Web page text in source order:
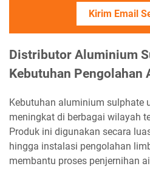
Kirim Email
Distributor Aluminium
Kebutuhan Pengolahan
Kebutuhan aluminium sulphate
meningkat di berbagai wilayah
Produk ini digunakan secara
hingga instalasi pengolahan
membantu proses penjernihan